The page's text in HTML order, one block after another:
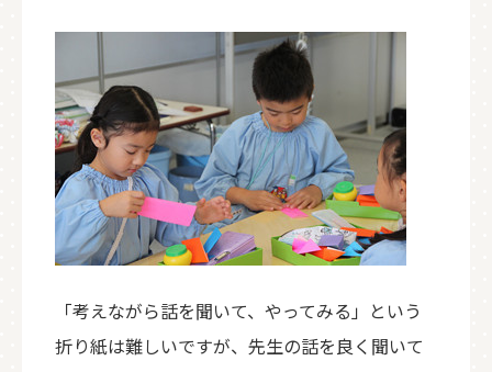
「考えながら話を聞いて、やってみる」という
折り紙は難しいですが、先生の話を良く聞いて